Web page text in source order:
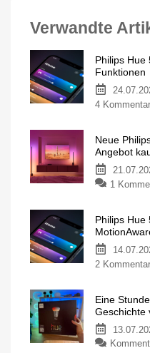
Verwandte
Philips Hue
Funktionen
4
Neue
Angebot
1
Philips Hue
2
Eine
Geschichte